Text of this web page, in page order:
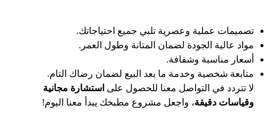
تصميمات عملية وعصرية تلبي جميع احتياجاتك.
مواد عالية الجودة لضمان المتانة وطول العمر.
أسعار مناسبة وشفافة.
متابعة شخصية وخدمة ما بعد البيع لضمان رضاك التام.
لا تتردد في التواصل معنا للحصول على استشارة مجانية
وقياسات دقيقة، واجعل مشروع مطبخك يبدأ معنا اليوم!